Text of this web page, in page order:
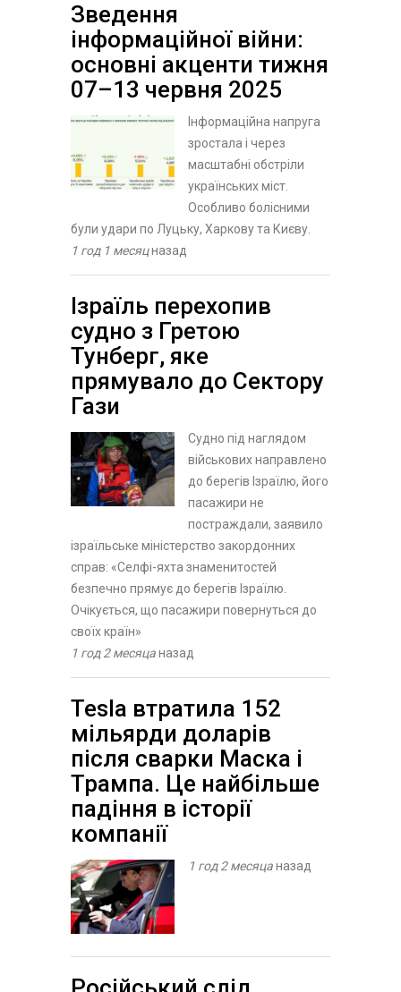
Зведення
інформаційної війни:
основні акценти тижня
07–13 червня 2025
Інформаційна напруга
зростала і через
масштабні обстріли
українських міст.
Особливо болісними
були удари по Луцьку, Харкову та Києву.
1 год 1 месяцназад
Ізраїль перехопив
судно з Гретою
Тунберг, яке
прямувало до Cектору
Гази
Судно під наглядом
військових направлено
до берегів Ізраїлю, його
пасажири не
постраждали, заявило
ізраїльське міністерство закордонних
справ: «Селфі-яхта знаменитостей
безпечно прямує до берегів Ізраїлю.
Очікується, що пасажири повернуться до
своїх країн»
1 год 2 месяцаназад
Tesla втратила 152
мільярди доларів
після сварки Маска і
Трампа. Це найбільше
падіння в історії
компанії
1 год 2 месяцаназад